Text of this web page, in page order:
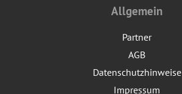
Allgemein
Partner
AGB
Datenschutzhinweise
Impressum